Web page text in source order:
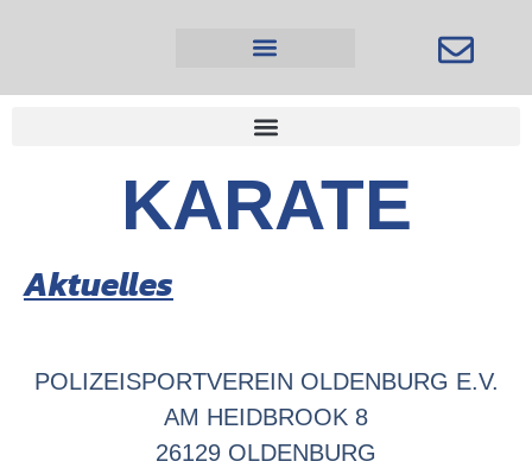
KARATE
Aktuelles
POLIZEISPORTVEREIN OLDENBURG E.V.
AM HEIDBROOK 8
26129 OLDENBURG